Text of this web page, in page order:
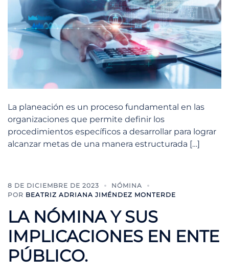
La planeación es un proceso fundamental en las
organizaciones que permite definir los
procedimientos específicos a desarrollar para lograr
alcanzar metas de una manera estructurada […]
8 DE DICIEMBRE DE 2023
NÓMINA
POR BEATRIZ ADRIANA JIMÉNDEZ MONTERDE
LA NÓMINA Y SUS
IMPLICACIONES EN ENTE
PÚBLICO.